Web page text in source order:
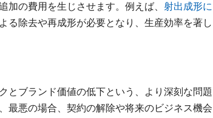
の費用を生じさせます。例えば、 射出成形に
る除去や再成形が必要となり、生産効率を著し
とブランド価値の低下という、より深刻な問題
最悪の場合、契約の解除や将来のビジネス機会